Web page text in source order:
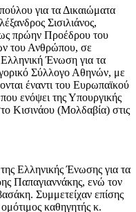
για τα Δικαιώματα
Σισιλιάνος,
ως πρώην Προέδρου του
του Ανθρώπου, σε
Ένωση για τα
Σύλλογο Αθηνών, με
έναντι του Ευρωπαϊκού
ενόψει της Υπουργικής
Κισινάου (Μολδαβία) στις
Ελληνικής Ένωσης για τα
Παπαγιαννάκης, ενώ τον
Συμμετείχαν επίσης
καθηγητής κ.